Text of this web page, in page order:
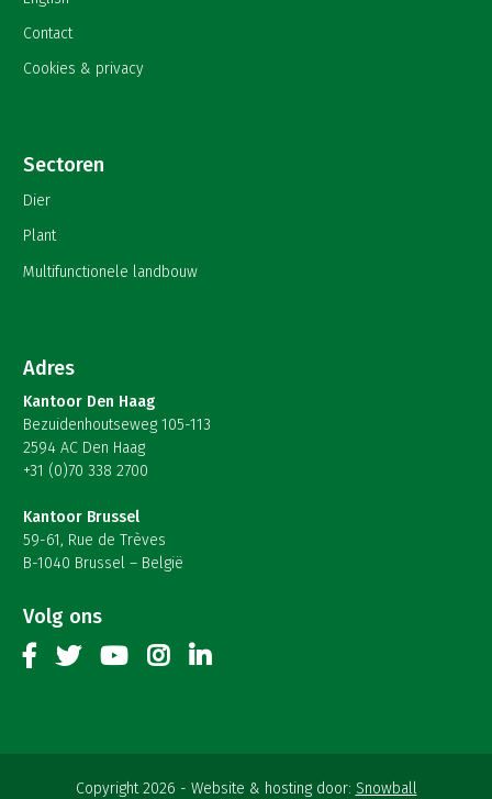
Contact
Cookies & privacy
Sectoren
Dier
Plant
Multifunctionele landbouw
Adres
Kantoor Den Haag
Bezuidenhoutseweg 105-113
2594 AC Den Haag
+31 (0)70 338 2700
Kantoor Brussel
59-61, Rue de Trèves
B-1040 Brussel – België
Volg ons
Copyright 2026 Website & hosting door: Snowball